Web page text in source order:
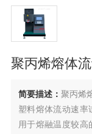
聚丙烯熔体
简要描述： 聚丙烯
塑料熔体流动速率
用于熔融温度较